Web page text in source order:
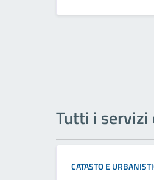
Tutti i servizi
CATASTO E